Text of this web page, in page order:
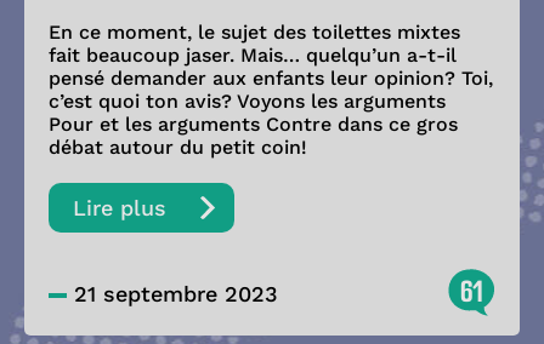
En ce moment, le sujet des toilettes mixtes
fait beaucoup jaser. Mais… quelqu’un a-t-il
pensé demander aux enfants leur opinion? Toi,
c’est quoi ton avis? Voyons les arguments
Pour et les arguments Contre dans ce gros
débat autour du petit coin!
Lire plus
21 septembre 2023 61